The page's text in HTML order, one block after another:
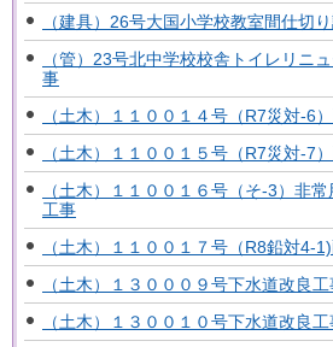
（建具）26号大国小学校教室間仕切
（管）23号北中学校校舎トイレリニ
事
（土木）１１００１４号（R7災対-6
（土木）１１００１５号（R7災対-7
（土木）１１００１６号（そ-3）非
工事
（土木）１１００１７号（R8鉛対4-
（土木）１３０００９号下水道改良
（土木）１３００１０号下水道改良